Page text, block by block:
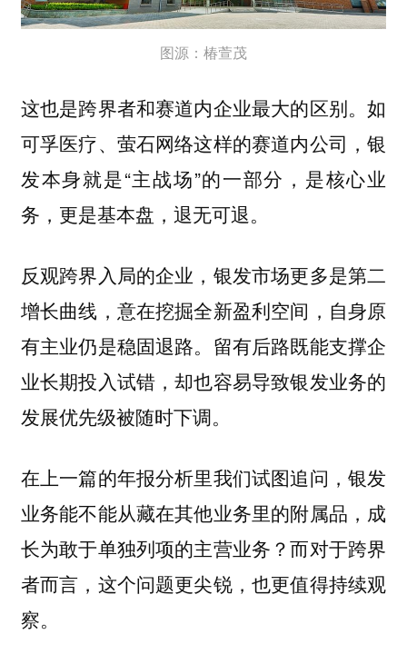
图源：椿萱茂
这也是跨界者和赛道内企业最大的区别。如
可孚医疗、萤石网络这样的赛道内公司，银
发本身就是“主战场”的一部分，是核心业
务，更是基本盘，退无可退。
反观跨界入局的企业，银发市场更多是第二
增长曲线，意在挖掘全新盈利空间，自身原
有主业仍是稳固退路。留有后路既能支撑企
业长期投入试错，却也容易导致银发业务的
发展优先级被随时下调。
在上一篇的年报分析里我们试图追问， 银发
业务能不能从藏在其他业务里的附属品，成
长为敢于单独列项的主营业务？而对于跨界
者而言，这个问题更尖锐，也更值得持续观
察。